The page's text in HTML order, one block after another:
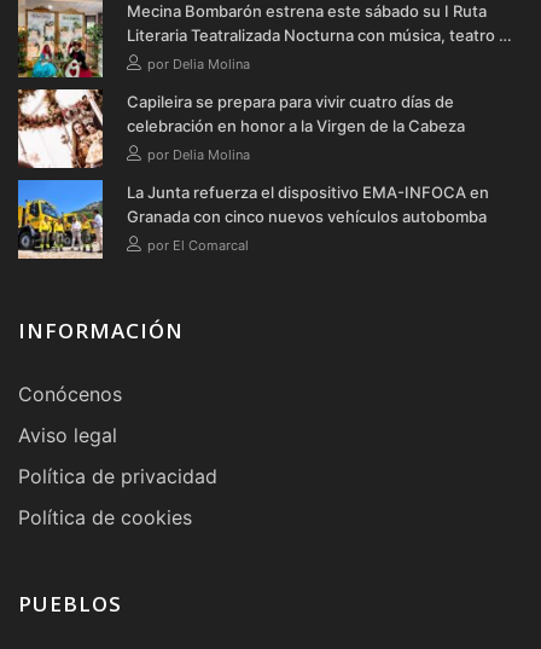
Mecina Bombarón estrena este sábado su I Ruta
Literaria Teatralizada Nocturna con música, teatro y
verbena
por Delia Molina
Capileira se prepara para vivir cuatro días de
celebración en honor a la Virgen de la Cabeza
por Delia Molina
La Junta refuerza el dispositivo EMA-INFOCA en
Granada con cinco nuevos vehículos autobomba
por El Comarcal
INFORMACIÓN
Conócenos
Aviso legal
Política de privacidad
Política de cookies
PUEBLOS